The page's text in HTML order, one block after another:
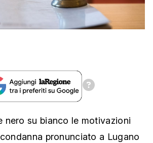
nero su bianco le motivazioni
pronunciato a Lugano